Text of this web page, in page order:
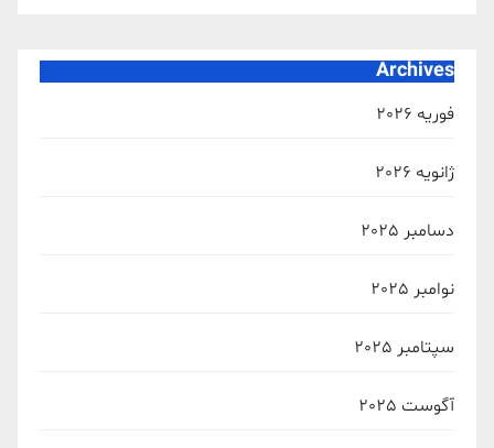
Archives
فوریه 2026
ژانویه 2026
دسامبر 2025
نوامبر 2025
سپتامبر 2025
آگوست 2025